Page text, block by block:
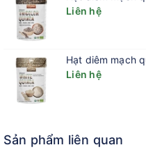
Liên hệ
Hạt diêm mạch
Liên hệ
Sản phẩm liên quan